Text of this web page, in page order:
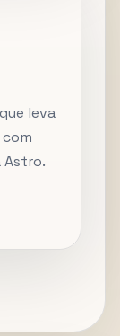
leva
com
Astro.